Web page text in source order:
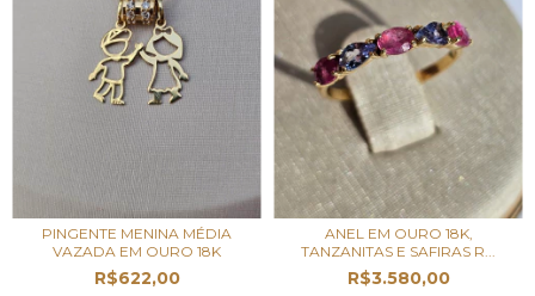
PINGENTE MENINA MÉDIA
VAZADA EM OURO 18K
R$622,00
ANEL EM OURO 18K,
TANZANITAS E SAFIRAS R...
R$3.580,00